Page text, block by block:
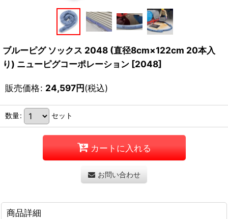
ブルーピグ ソックス 2048 (直径8cm×122cm 20本入
り) ニューピグコーポレーション [2048]
販売価格: 24,597円(税込)
数量: セット
カートに入れる
お問い合わせ
商品詳細